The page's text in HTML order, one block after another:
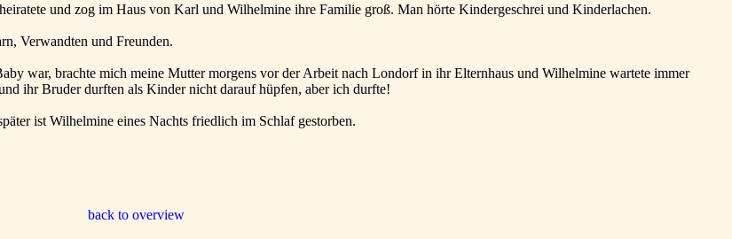
und zog im Haus von Karl und Wilhelmine ihre Familie groß. Man hörte Kindergeschrei und Kinderlachen.
Verwandten und Freunden.
war, brachte mich meine Mutter morgens vor der Arbeit nach Londorf in ihr Elternhaus und Wilhelmine wartete immer
ihr Bruder durften als Kinder nicht darauf hüpfen, aber ich durfte!
ist Wilhelmine eines Nachts friedlich im Schlaf gestorben.
back to overview